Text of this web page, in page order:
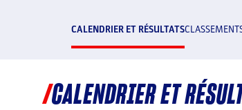
CALENDRIER ET RÉSULTATSCLASSEMENT
CALENDRIER ET